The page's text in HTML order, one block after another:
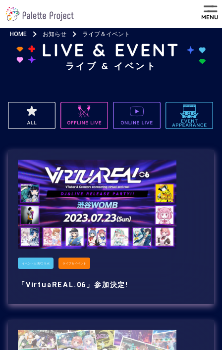
MENU
HOME お知らせ ライブ＆イベント
LIVE & EVENT
ライブ & イベント
イベント出演/コラボ ライブ＆イベント
「VirtuaREAL.06」参加決定!